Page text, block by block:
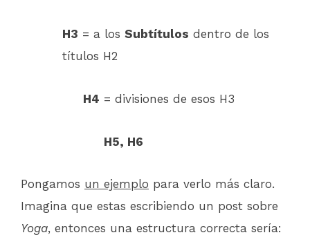
H3 = a los Subtítulos dentro de los
títulos H2
H4 = divisiones de esos H3
H5, H6
Pongamos un ejemplo para verlo más claro.
Imagina que estas escribiendo un post sobre
Yoga, entonces una estructura correcta sería: